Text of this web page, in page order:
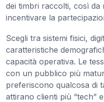
dei timbri raccolti, così da
incentivare la
Scegli tra sistemi fisici,
caratteristiche
capacità operativa. Le
con un pubblico più
preferiscono qualcosa di
attirano clienti più “tech”